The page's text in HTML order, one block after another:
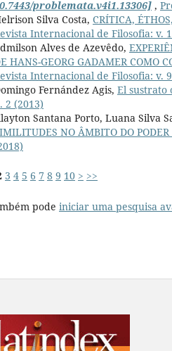
problemata.v4i1.13306] ,
Silva Costa, CRÍTICA,
Internacional de Filosofia: v.
Alves de Azevêdo,
HANS-GEORG GADAMER COMO
Internacional de Filosofia: v.
Fernández Agis, El sustrato
2 (2013)
Santana Porto, Luana Silva
NO ÂMBITO DO
3 4 5 6 7 8 9 10 > >>
pode iniciar uma pesquisa